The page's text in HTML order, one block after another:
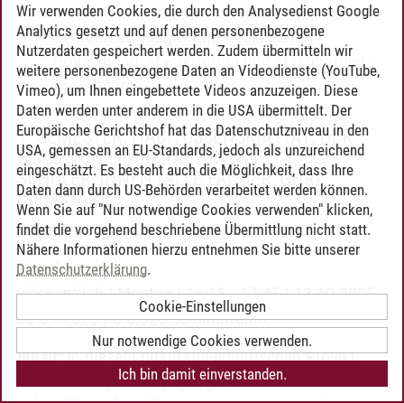
Masterforum und Masterarbeit-Projektband
Lehramt an Haupt- und Realschulen-
Projektband, Masterforum und Masterarbeit
Projektband
1. SEMESTER: HABITUSSENSIBILITÄT: DER
BLICK VON LEHRKRÄFTEN AUF
SCHÜLER*INNEN (ALLE FÄCHER, GHR)
(SEMINAR)
Dozent/in: Arwed Marquardt
Termin:
wöchentlich | Montag | 16:15 - 17:45 | 13.10.2025 -
30.01.2026 | C 6.320 Seminarraum
Inhalt:In diesem qualitativ-empirischen Projekt
wird der Frage nachgegangen, mit welchem Blick
Wir verwenden Cookies, die durch den Analysedienst Google
Analytics gesetzt und auf denen personenbezogene
Nutzerdaten gespeichert werden. Zudem übermitteln wir
weitere personenbezogene Daten an Videodienste (YouTube,
Vimeo), um Ihnen eingebettete Videos anzuzeigen. Diese
Daten werden unter anderem in die USA übermittelt. Der
Europäische Gerichtshof hat das Datenschutzniveau in den
USA, gemessen an EU-Standards, jedoch als unzureichend
eingeschätzt. Es besteht auch die Möglichkeit, dass Ihre
Daten dann durch US-Behörden verarbeitet werden können.
Wenn Sie auf "Nur notwendige Cookies verwenden" klicken,
findet die vorgehend beschriebene Übermittlung nicht statt.
Nähere Informationen hierzu entnehmen Sie bitte unserer
Datenschutzerklärung.
Cookie-Einstellungen
Nur notwendige Cookies verwenden.
Ich bin damit einverstanden.